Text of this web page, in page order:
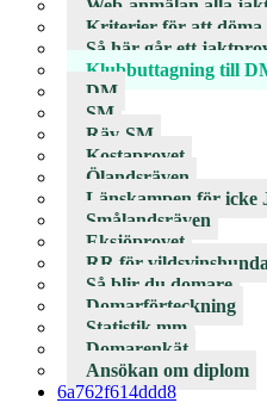
Web-anmälan alla
Kriterier för att döma
Så här går ett
Klubbuttagning till
DM
SM
Räv-SM
Kostaprovet
Ölandsräven
Länskampen för icke
Smålandsräven
Eksjöprovet
RR för
Så blir du domare
Domarförteckning
Statistik mm
Domarenkät
Ansökan om diplom
6a762f614ddd8